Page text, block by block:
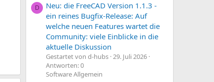
D
Neu: die FreeCAD Version 1.1.3 -
ein reines Bugfix-Release: Auf
welche neuen Features wartet die
Community: viele Einblicke in die
aktuelle Diskussion
Gestartet von d-hubs 29. Juli 2026
Antworten: 0
Software Allgemein